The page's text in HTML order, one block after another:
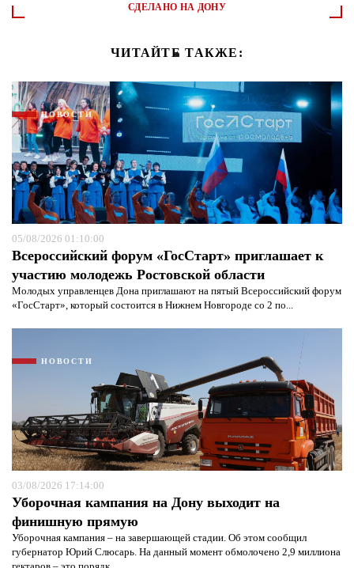
СДЕЛАНО НА ДОНУ
ЧИТАЙТЕ ТАКЖЕ:
НОВОСТИ
05/08/2026 01:10:00
Всероссийский форум «ГосСтарт» приглашает к
участию молодежь Ростовской области
Молодых управленцев Дона приглашают на пятый Всероссийский форум
«ГосСтарт», который состоится в Нижнем Новгороде со 2 по...
НОВОСТИ
03/08/2026 17:14:00
Уборочная кампания на Дону выходит на
финишную прямую
Уборочная кампания – на завершающей стадии. Об этом сообщил
губернатор Юрий Слюсарь. На данный момент обмолочено 2,9 миллиона